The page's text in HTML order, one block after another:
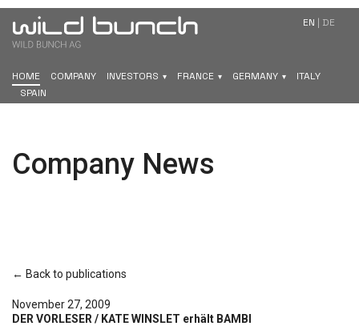
HOME COMPANY INVESTORS FRANCE GERMANY
ITALY
SPAIN
EN | DE
Company News
← Back to publications
November 27, 2009
DER VORLESER / KATE WINSLET erhält BAMBI